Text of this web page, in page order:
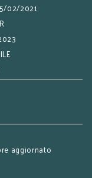
02/2021
aggiornato